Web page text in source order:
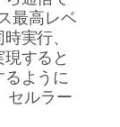
最高レベ
実行、
すると
るように
セルラー